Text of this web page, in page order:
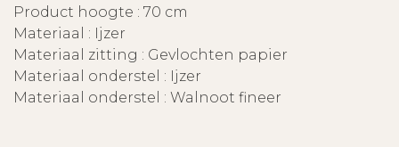
Product hoogte : 70 cm
Materiaal : Ijzer
Materiaal zitting : Gevlochten papier
Materiaal onderstel : Ijzer
Materiaal onderstel : Walnoot fineer